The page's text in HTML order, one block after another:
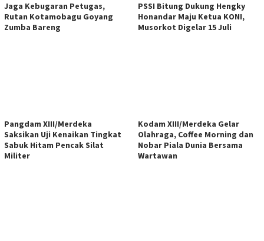
Jaga Kebugaran Petugas,
Rutan Kotamobagu Goyang
Zumba Bareng
PSSI Bitung Dukung Hengky
Honandar Maju Ketua KONI,
Musorkot Digelar 15 Juli
Pangdam XIII/Merdeka
Saksikan Uji Kenaikan Tingkat
Sabuk Hitam Pencak Silat
Militer
Kodam XIII/Merdeka Gelar
Olahraga, Coffee Morning dan
Nobar Piala Dunia Bersama
Wartawan